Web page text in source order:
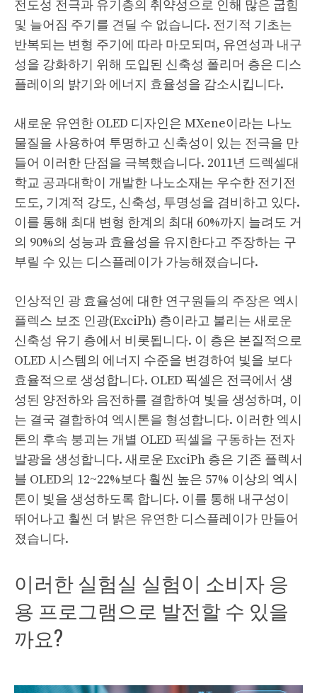
전도성 전극과 유기층의 취약성으로 인해 많은 굽힘
및 늘어짐 주기를 견딜 수 없습니다. 전기적 기초는
반복되는 변형 주기에 따라 마모되며, 유연성과 내구
성을 강화하기 위해 도입된 신축성 폴리머 층은 디스
플레이의 밝기와 에너지 효율성을 감소시킵니다.
새로운 유연한 OLED 디자인은 MXene이라는 나노
물질을 사용하여 투명하고 신축성이 있는 전극을 만
들어 이러한 단점을 극복했습니다. 2011년 드렉셀대
학교 공과대학이 개발한 나노소재는 우수한 전기전
도도, 기계적 강도, 신축성, 투명성을 겸비하고 있다.
이를 통해 최대 변형 한계의 최대 60%까지 늘려도 거
의 90%의 성능과 효율성을 유지한다고 주장하는 구
부릴 수 있는 디스플레이가 가능해졌습니다.
인상적인 광 효율성에 대한 연구원들의 주장은 엑시
플렉스 보조 인광(ExciPh) 층이라고 불리는 새로운
신축성 유기 층에서 비롯됩니다. 이 층은 본질적으로
OLED 시스템의 에너지 수준을 변경하여 빛을 보다
효율적으로 생성합니다. OLED 픽셀은 전극에서 생
성된 양전하와 음전하를 결합하여 빛을 생성하며, 이
는 결국 결합하여 엑시톤을 형성합니다. 이러한 엑시
톤의 후속 붕괴는 개별 OLED 픽셀을 구동하는 전자
발광을 생성합니다. 새로운 ExciPh 층은 기존 플렉서
블 OLED의 12~22%보다 훨씬 높은 57% 이상의 엑시
톤이 빛을 생성하도록 합니다. 이를 통해 내구성이
뛰어나고 훨씬 더 밝은 유연한 디스플레이가 만들어
졌습니다.
이러한 실험실 실험이 소비자 응
용 프로그램으로 발전할 수 있을
까요?